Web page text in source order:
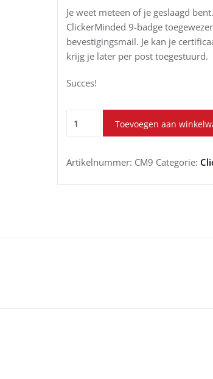
Je weet meteen of je geslaagd
ClickerMinded 9-badge
bevestigingsmail. Je kan je
krijg je later per post toegestuurd.
Succes!
Toevoegen aan
Artikelnummer: CM9 Categorie: